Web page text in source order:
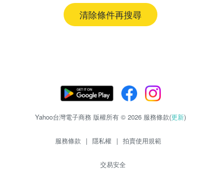
清除條件再搜尋
Yahoo台灣電子商務 版權所有 © 2026 服務條款(更新)
服務條款 | 隱私權 | 拍賣使用規範
交易安全